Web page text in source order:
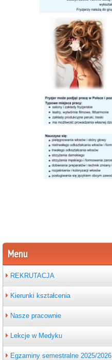
Menu
REKRUTACJA
Kierunki kształcenia
Nasze pracownie
Lekcje w Medyku
Egzaminy semestralne 2025/2026